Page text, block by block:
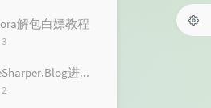
欢子
小暖
徐良
数：解包白嫖教程
评
数：
3
SeeSharper.Blog进度一览
评
2